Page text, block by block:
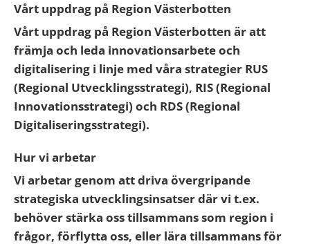
Vårt uppdrag på Region Västerbotten
Vårt uppdrag på Region Västerbotten är att
främja och leda innovationsarbete och
digitalisering i linje med våra strategier RUS
(Regional Utvecklingsstrategi), RIS (Regional
Innovationsstrategi) och RDS (Regional
Digitaliseringsstrategi).
Hur vi arbetar
Vi arbetar genom att driva övergripande
strategiska utvecklingsinsatser där vi t.ex.
behöver stärka oss tillsammans som region i
frågor, förflytta oss, eller lära tillsammans för